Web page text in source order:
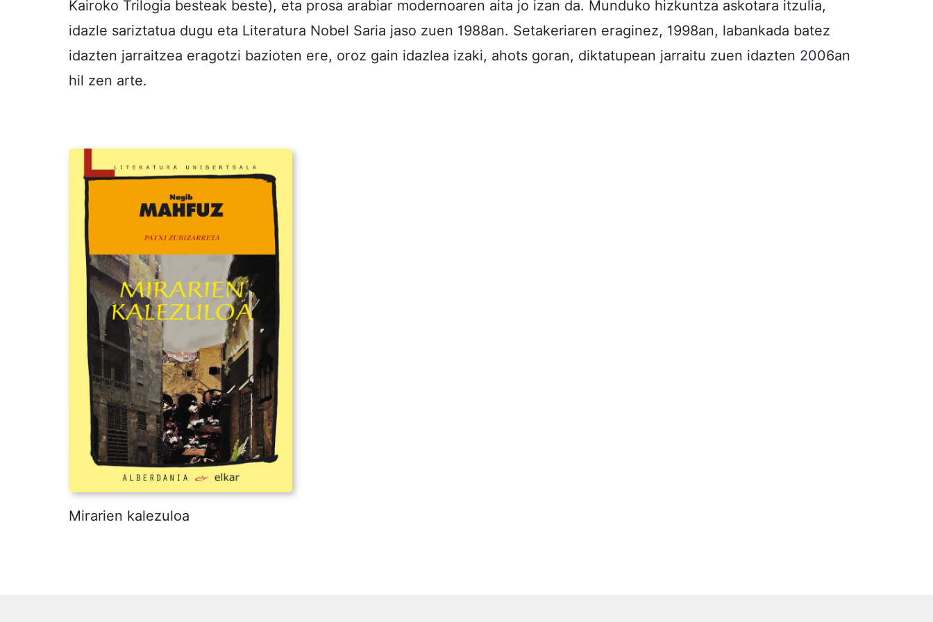
Kairoko Trilogia besteak beste), eta prosa arabiar modernoaren aita jo izan da. Munduko hizkuntza askotara itzulia,
idazle sariztatua dugu eta Literatura Nobel Saria jaso zuen 1988an. Setakeriaren eraginez, 1998an, labankada batez
idazten jarraitzea eragotzi bazioten ere, oroz gain idazlea izaki, ahots goran, diktatupean jarraitu zuen idazten 2006an
hil zen arte.
Mirarien kalezuloa